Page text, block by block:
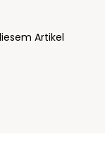
Artikel